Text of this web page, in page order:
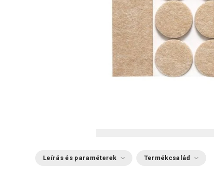
Leírás és paraméterek Termékcsalád